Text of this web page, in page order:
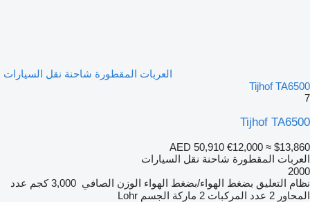
العربات المقطورة شاحنة نقل السيارات
Tijhof TA6500
7
Tijhof TA6500
AED 50,910 €12,000 ≈ $13,860
العربات المقطورة شاحنة نقل السيارات
2000
نظام التعليق بضغط الهواء/بضغط الهواء الوزن الصافي 3,000 كجم
عدد
المحاور 2 عدد المركبات 2 ماركة الجسم Lohr